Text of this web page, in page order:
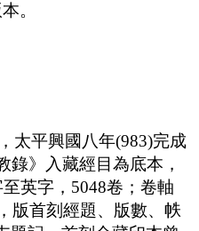
。
太平興國八年(983)完成
錄》入藏經目為底本，
英字，5048卷；卷軸
版首刻經題、版數、帙